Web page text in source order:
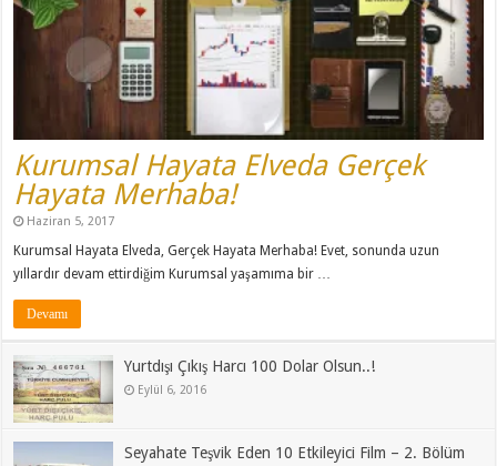
Kurumsal Hayata Elveda Gerçek
Hayata Merhaba!
Haziran 5, 2017
Kurumsal Hayata Elveda, Gerçek Hayata Merhaba! Evet, sonunda uzun
yıllardır devam ettirdiğim Kurumsal yaşamıma bir …
Devamı
Yurtdışı Çıkış Harcı 100 Dolar Olsun..!
Eylül 6, 2016
Seyahate Teşvik Eden 10 Etkileyici Film – 2. Bölüm